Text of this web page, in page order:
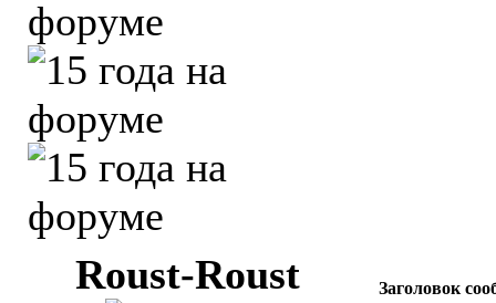
Roust-Roust Заголовок